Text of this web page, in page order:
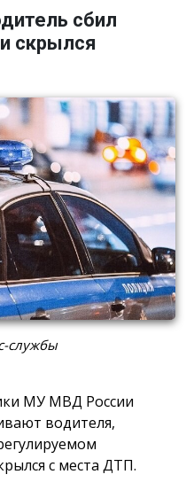
сбил
скрылся
службы
МУ МВД России
водителя,
с места ДТП.